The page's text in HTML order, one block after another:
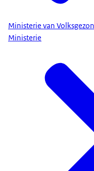
Ministerie van
Ministerie